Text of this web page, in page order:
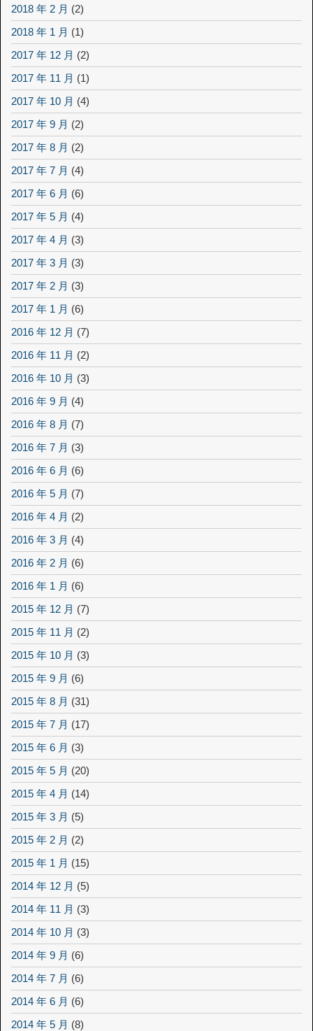
2018 年 2 月 (2)
2018 年 1 月 (1)
2017 年 12 月 (2)
2017 年 11 月 (1)
2017 年 10 月 (4)
2017 年 9 月 (2)
2017 年 8 月 (2)
2017 年 7 月 (4)
2017 年 6 月 (6)
2017 年 5 月 (4)
2017 年 4 月 (3)
2017 年 3 月 (3)
2017 年 2 月 (3)
2017 年 1 月 (6)
2016 年 12 月 (7)
2016 年 11 月 (2)
2016 年 10 月 (3)
2016 年 9 月 (4)
2016 年 8 月 (7)
2016 年 7 月 (3)
2016 年 6 月 (6)
2016 年 5 月 (7)
2016 年 4 月 (2)
2016 年 3 月 (4)
2016 年 2 月 (6)
2016 年 1 月 (6)
2015 年 12 月 (7)
2015 年 11 月 (2)
2015 年 10 月 (3)
2015 年 9 月 (6)
2015 年 8 月 (31)
2015 年 7 月 (17)
2015 年 6 月 (3)
2015 年 5 月 (20)
2015 年 4 月 (14)
2015 年 3 月 (5)
2015 年 2 月 (2)
2015 年 1 月 (15)
2014 年 12 月 (5)
2014 年 11 月 (3)
2014 年 10 月 (3)
2014 年 9 月 (6)
2014 年 7 月 (6)
2014 年 6 月 (6)
2014 年 5 月 (8)